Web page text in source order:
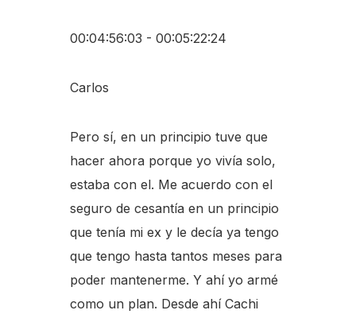
00:04:56:03 - 00:05:22:24
Carlos
Pero sí, en un principio tuve que
hacer ahora porque yo vivía solo,
estaba con el. Me acuerdo con el
seguro de cesantía en un principio
que tenía mi ex y le decía ya tengo
que tengo hasta tantos meses para
poder mantenerme. Y ahí yo armé
como un plan. Desde ahí Cachi